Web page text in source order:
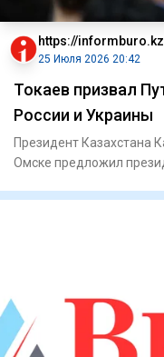
https://informburo.kz
25 Июля 2026 20:42
Токаев призвал
России и Украины
Президент Казахстана
Омске предложил